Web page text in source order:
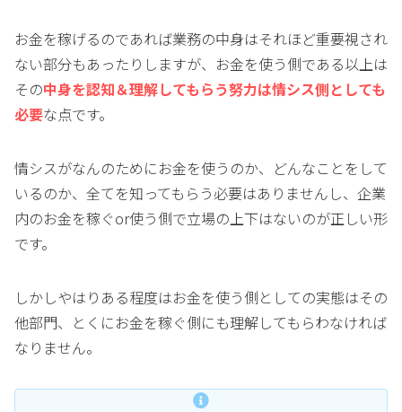
お金を稼げるのであれば業務の中身はそれほど重要視され
ない部分もあったりしますが、お金を使う側である以上は
その中身を認知＆理解してもらう努力は情シス側としても
必要な点です。
情シスがなんのためにお金を使うのか、どんなことをして
いるのか、全てを知ってもらう必要はありませんし、企業
内のお金を稼ぐor使う側で立場の上下はないのが正しい形
です。
しかしやはりある程度はお金を使う側としての実態はその
他部門、とくにお金を稼ぐ側にも理解してもらわなければ
なりません。